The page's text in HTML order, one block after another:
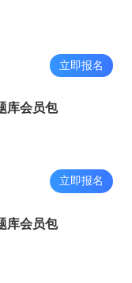
立即报名
库会员包
立即报名
库会员包